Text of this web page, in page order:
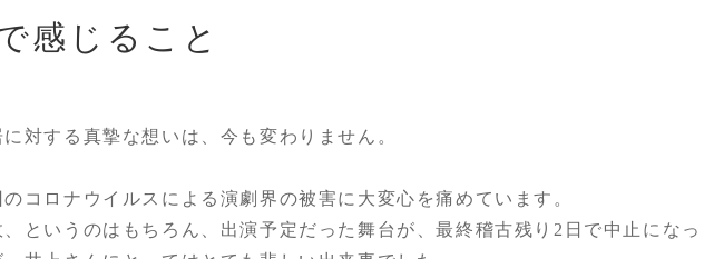
感じること
対する真摯な想いは、今も変わりません。
コロナウイルスによる演劇界の被害に大変心を痛めています。
というのはもちろん、出演予定だった舞台が、最終稽古残り2日で中止になっ